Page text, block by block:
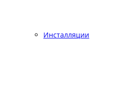
Инсталляции